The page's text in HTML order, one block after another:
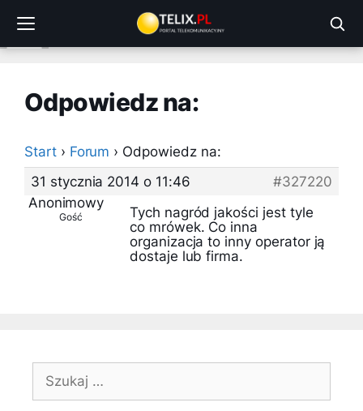
treści
Odpowiedz na:
Start › Forum › Odpowiedz na:
31 stycznia 2014 o 11:46
#327220
Anonimowy
Gość
Tych nagród jakości jest tyle
co mrówek. Co inna
organizacja to inny operator ją
dostaje lub firma.
Szukaj: